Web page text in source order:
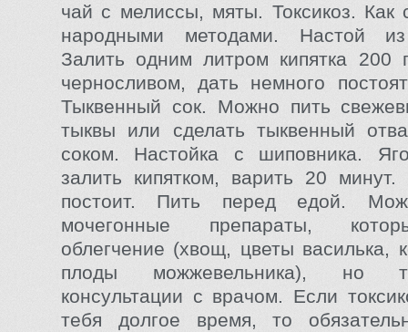
чай с мелиссы, мяты. Токсикоз. Как
народными методами. Настой из
Залить одним литром кипятка 200
черносливом, дать немного
Тыквенный сок. Можно пить
тыквы или сделать тыквенный
соком. Настойка с шиповника.
залить кипятком, варить 20 минут.
постоит. Пить перед едой.
мочегонные препараты,
облегчение (хвощ, цветы василька,
плоды можжевельника), но
консультации с врачом. Если
тебя долгое время, то